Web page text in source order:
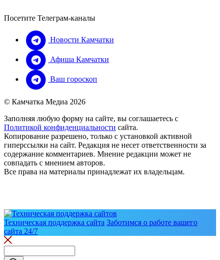
Посетите Телеграм-каналы
Новости Камчатки
Афиша Камчатки
Ваш гороскоп
© Камчатка Медиа 2026
Заполняя любую форму на сайте, вы соглашаетесь с
Политикой конфиденциальности сайта.
Копирование разрешено, только с установкой активной
гиперссылки на сайт. Редакция не несет ответственности за
содержание комментариев. Мнение редакции может не
совпадать с мнением авторов.
Все права на материалы принадлежат их владельцам.
Техническая поддержка сайта Заботимся о работе вашего
сайта 24/7